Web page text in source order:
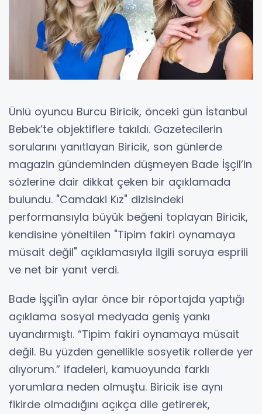
Ünlü oyuncu Burcu Biricik, önceki gün İstanbul
Bebek’te objektiflere takıldı. Gazetecilerin
sorularını yanıtlayan Biricik, son günlerde
magazin gündeminden düşmeyen Bade İşçil’in
sözlerine dair dikkat çeken bir açıklamada
bulundu. "Camdaki Kız" dizisindeki
performansıyla büyük beğeni toplayan Biricik,
kendisine yöneltilen "Tipim fakiri oynamaya
müsait değil" açıklamasıyla ilgili soruya esprili
ve net bir yanıt verdi.
Bade İşçil'in aylar önce bir röportajda yaptığı
açıklama sosyal medyada geniş yankı
uyandırmıştı. “Tipim fakiri oynamaya müsait
değil. Bu yüzden genellikle sosyetik rollerde yer
alıyorum.” ifadeleri, kamuoyunda farklı
yorumlara neden olmuştu. Biricik ise aynı
fikirde olmadığını açıkça dile getirerek,